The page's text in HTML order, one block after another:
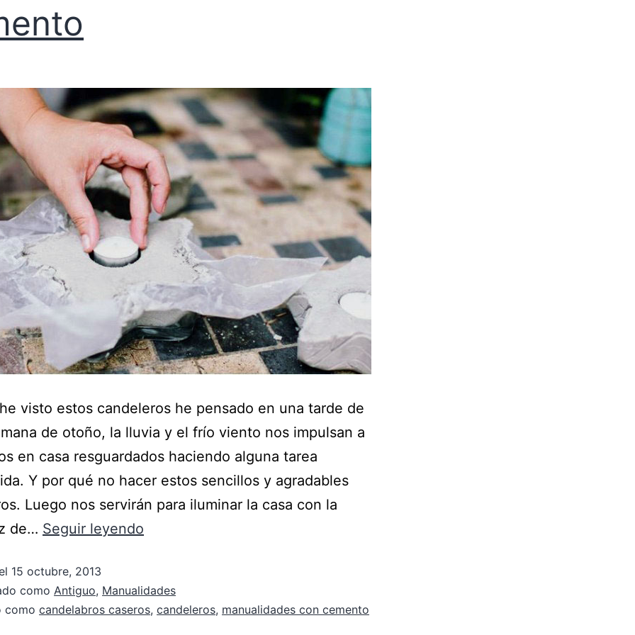
visto estos candeleros he pensado en una tarde de
de otoño, la lluvia y el frío viento nos impulsan a
en casa resguardados haciendo alguna tarea
Y por qué no hacer estos sencillos y agradables
Luego nos servirán para iluminar la casa con la
de… Seguir leyendo
15 octubre, 2013
como Antiguo, Manualidades
como candelabros caseros, candeleros, manualidades con cemento